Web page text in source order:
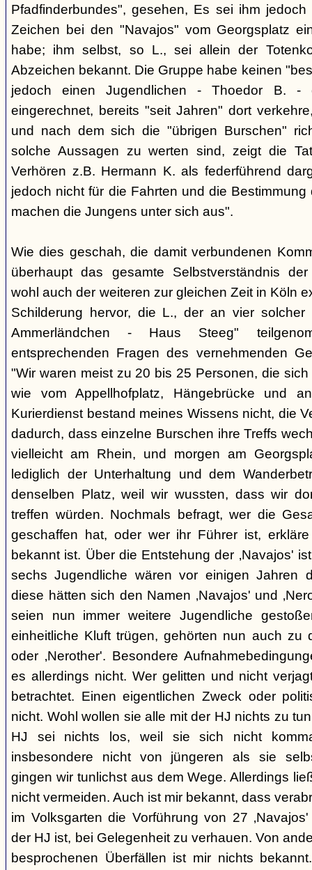
Pfadfinderbundes", gesehen, Es sei ihm
Zeichen bei den "Navajos" vom Georgsplatz
habe; ihm selbst, so L., sei allein der
Abzeichen bekannt. Die Gruppe habe keinen
jedoch einen Jugendlichen - Thoedor B. -
eingerechnet, bereits "seit Jahren" dort
und nach dem sich die "übrigen Burschen"
solche Aussagen zu werten sind, zeigt die
Verhören z.B. Hermann K. als federführend
jedoch nicht für die Fahrten und die
machen die Jungens unter sich aus".
Wie dies geschah, die damit verbundenen
überhaupt das gesamte Selbstverständnis
wohl auch der weiteren zur gleichen Zeit in Köln
Schilderung hervor, die L., der an vier
Ammerländchen - Haus Steeg"
entsprechenden Fragen des vernehmenden
"Wir waren meist zu 20 bis 25 Personen, die
wie vom Appellhofplatz, Hängebrücke und
Kurierdienst bestand meines Wissens nicht, die
dadurch, dass einzelne Burschen ihre Treffs
vielleicht am Rhein, und morgen am
lediglich der Unterhaltung und dem
denselben Platz, weil wir wussten, dass wir
treffen würden. Nochmals befragt, wer die
geschaffen hat, oder wer ihr Führer ist,
bekannt ist. Über die Entstehung der ‚Navajos'
sechs Jugendliche wären vor einigen Jahren
diese hätten sich den Namen ‚Navajos' und
seien nun immer weitere Jugendliche
einheitliche Kluft trügen, gehörten nun auch zu
oder ‚Nerother'. Besondere
es allerdings nicht. Wer gelitten und nicht
betrachtet. Einen eigentlichen Zweck oder
nicht. Wohl wollen sie alle mit der HJ nichts zu
HJ sei nichts los, weil sie sich nicht
insbesondere nicht von jüngeren als sie
gingen wir tunlichst aus dem Wege. Allerdings
nicht vermeiden. Auch ist mir bekannt, dass
im Volksgarten die Vorführung von 27
der HJ ist, bei Gelegenheit zu verhauen. Von
besprochenen Überfällen ist mir nichts